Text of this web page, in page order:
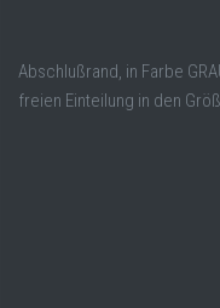
Abschlußrand, in Farbe
freien Einteilung in den